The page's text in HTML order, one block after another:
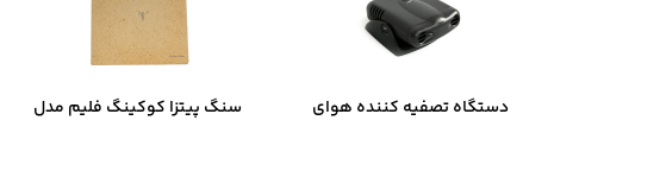
دستگاه تصفیه کننده هوای
سنگ پیتزا کوکینگ فلیم مدل